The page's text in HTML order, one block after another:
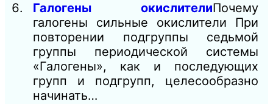
Галогены окислителиПочему
галогены сильные окислители При
повторении подгруппы седьмой
группы периодической системы
«Галогены», как и последующих
групп и подгрупп, целесообразно
начинать…